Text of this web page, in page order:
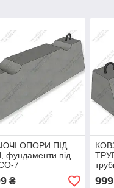
ОПОРИ ПІД
фундаменти під
7
₴